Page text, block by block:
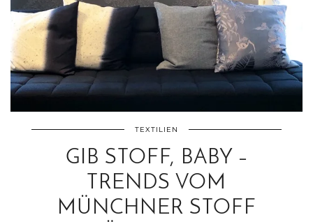
TEXTILIEN
GIB STOFF, BABY –
TRENDS VOM
MÜNCHNER STOFF